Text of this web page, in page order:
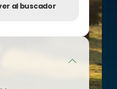
al buscador